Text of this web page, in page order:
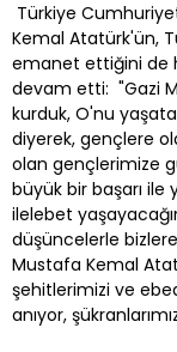
Türkiye
Kemal Atatürk'ün,
emanet ettiğini de
devam etti: "Gazi
kurduk, O'nu
diyerek, gençlere
olan gençlerimize
büyük bir başarı
ilelebet
düşüncelerle
Mustafa Kemal
şehitlerimizi ve
anıyor,